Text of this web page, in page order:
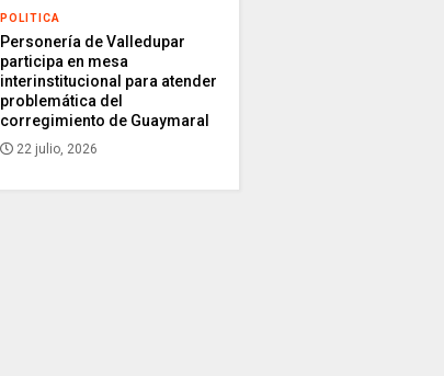
POLITICA
Personería de Valledupar
participa en mesa
interinstitucional para atender
problemática del
corregimiento de Guaymaral
22 julio, 2026